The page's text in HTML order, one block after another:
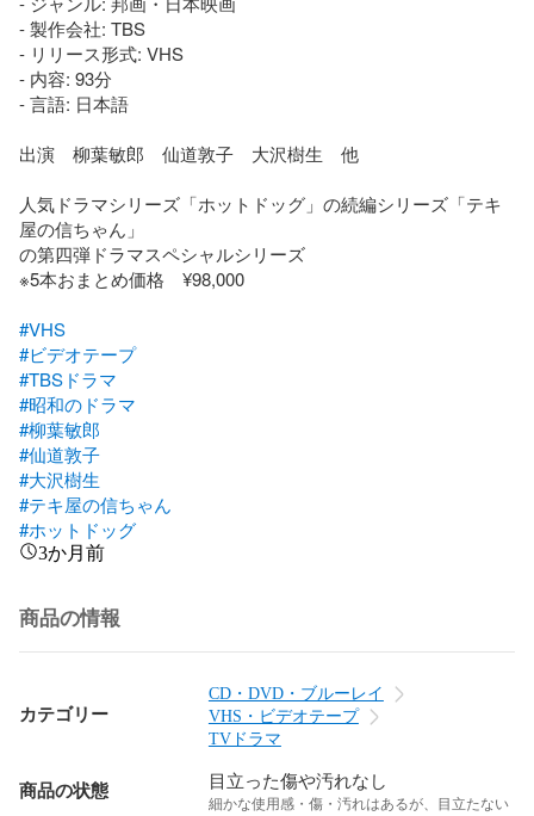
- 製作会社: TBS
- リリース形式: VHS
- 内容: 93分
- 言語: 日本語
出演　柳葉敏郎　仙道敦子　大沢樹生　他
人気ドラマシリーズ「ホットドッグ」の続編シリーズ「テキ
屋の信ちゃん」
の第四弾ドラマスペシャルシリーズ
※5本おまとめ価格　¥98,000
#VHS
#ビデオテープ
#TBSドラマ
#昭和のドラマ
#柳葉敏郎
#仙道敦子
#大沢樹生
#テキ屋の信ちゃん
#ホットドッグ
3か月前
商品の情報
カテゴリー
CD・DVD・ブルーレイ
VHS・ビデオテープ
TVドラマ
商品の状態 目立った傷や汚れなし
細かな使用感・傷・汚れはあるが、目立たない